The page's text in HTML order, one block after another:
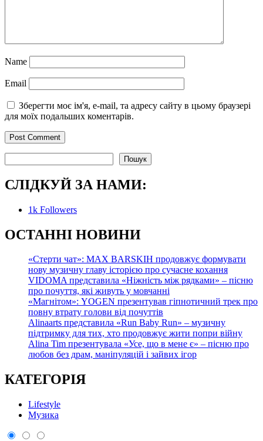
Name
Email
Зберегти моє ім'я, e-mail, та адресу сайту в цьому браузері
для моїх подальших коментарів.
Пошук
СЛІДКУЙ ЗА НАМИ:
1k Followers
ОСТАННІ НОВИНИ
«Стерти чат»: MAX BARSKIH продовжує формувати
нову музичну главу історією про сучасне кохання
VIDOMA представила «Ніжність між рядками» – пісню
про почуття, які живуть у мовчанні
«Магнітом»: YOGEN презентував гіпнотичний трек про
повну втрату голови від почуттів
Alinaarts представила «Run Baby Run» – музичну
підтримку для тих, хто продовжує жити попри війну
Alina Tim презентувала «Усе, що в мене є» – пісню про
любов без драм, маніпуляцій і зайвих ігор
КАТЕГОРІЯ
Lifestyle
Музика